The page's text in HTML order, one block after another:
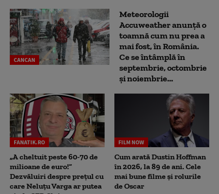
CANCAN
Meteorologii
Accuweather anunță o
toamnă cum nu prea a
mai fost, în România.
Ce se întâmplă în
septembrie, octombrie
și noiembrie...
FANATIK.RO
„A cheltuit peste 60-70 de
milioane de euro!”
Dezvăluiri despre prețul cu
care Neluțu Varga ar putea
FILM NOW
Cum arată Dustin Hoffman
în 2026, la 89 de ani. Cele
mai bune filme și rolurile
de Oscar